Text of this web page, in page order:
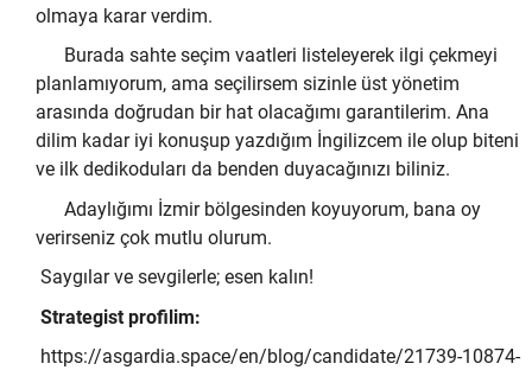
olmaya karar verdim.
Burada sahte seçim vaatleri listeleyerek ilgi çekmeyi
planlamıyorum, ama seçilirsem sizinle üst yönetim
arasında doğrudan bir hat olacağımı garantilerim. Ana
dilim kadar iyi konuşup yazdığım İngilizcem ile olup biteni
ve ilk dedikoduları da benden duyacağınızı biliniz.
Adaylığımı İzmir bölgesinden koyuyorum, bana oy
verirseniz çok mutlu olurum.
Saygılar ve sevgilerle; esen kalın!
Strategist profilim:
https://asgardia.space/en/blog/candidate/21739-10874-